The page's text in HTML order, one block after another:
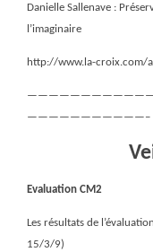
Danielle Sallenave :
l’imaginaire
http://www.la-croix.com/
———————————–
Evaluation CM2
Les résultats de
15/3/9)